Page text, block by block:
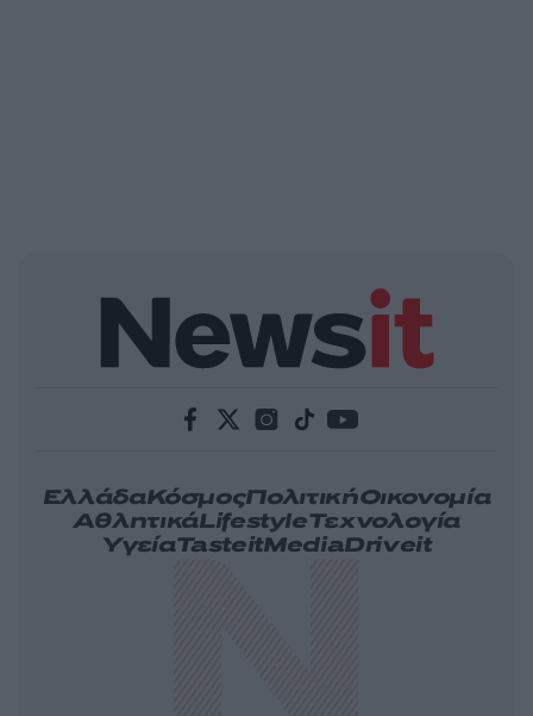
ΕλλάδαΚόσμοςΠολιτικήΟικονομία
ΑθλητικάLifestyleΤεχνολογία
ΥγείαTasteitMediaDriveit